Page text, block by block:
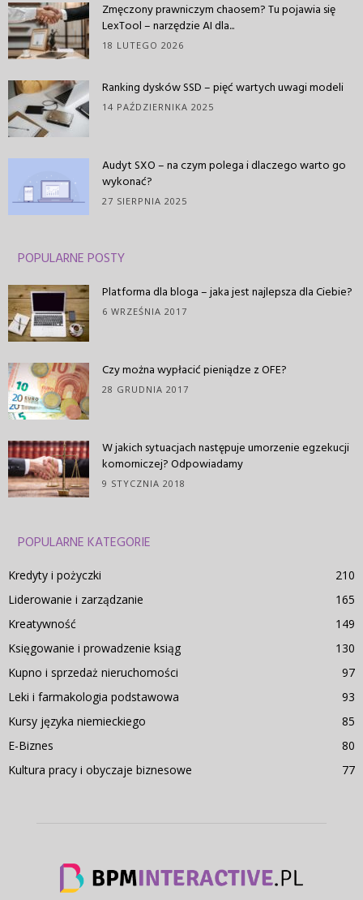
Zmęczony prawniczym chaosem? Tu pojawia się
LexTool – narzędzie AI dla...
18 LUTEGO 2026
Ranking dysków SSD – pięć wartych uwagi modeli
14 PAŹDZIERNIKA 2025
Audyt SXO – na czym polega i dlaczego warto go
wykonać?
27 SIERPNIA 2025
POPULARNE POSTY
Platforma dla bloga – jaka jest najlepsza dla Ciebie?
6 WRZEŚNIA 2017
Czy można wypłacić pieniądze z OFE?
28 GRUDNIA 2017
W jakich sytuacjach następuje umorzenie egzekucji
komorniczej? Odpowiadamy
9 STYCZNIA 2018
POPULARNE KATEGORIE
Kredyty i pożyczki
210
Liderowanie i zarządzanie
165
Kreatywność
149
Księgowanie i prowadzenie ksiąg
130
Kupno i sprzedaż nieruchomości
97
Leki i farmakologia podstawowa
93
Kursy języka niemieckiego
85
E-Biznes
80
Kultura pracy i obyczaje biznesowe
77